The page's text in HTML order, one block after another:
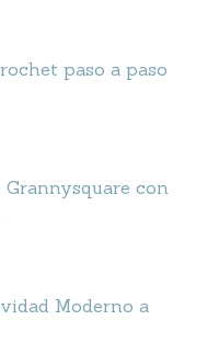
paso a paso
Grannysquare con
Moderno a